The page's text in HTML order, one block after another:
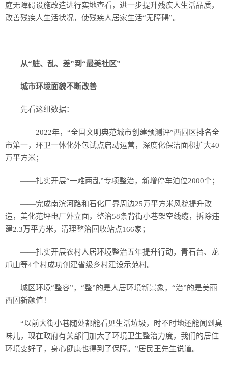
庭无障碍设施改造进行实地查看，进一步提升残疾人生活品质，
改善残疾人生活状况，使残疾人居家生活“无障碍”。
从“脏、乱、差”到“最美社区”
城市环境面貌不断改善
先看这组数据：
——2022年，“全国文明典范城市创建预测评”西固区排名全
市第一，环卫一体化外包试点启动运营，深度化保洁面积扩大40
万平方米；
——扎实开展“一难两乱”专项整治，新增停车泊位2000个；
——完成南滨河路和石化厂界周边25万平方米风貌提升改
造，美化范坪电厂外立面，整治58条背街小巷架空线缆，拆除违
建2.3万平方米，清理整治回收站点166家；
——扎实开展农村人居环境整治五年提升行动，青石台、龙
爪山等4个村成功创建省级乡村建设示范村。
城区环境“整容”，“整”的是人居环境新景象，“治”的是美丽
西固新颜值！
“以前大街小巷随处都能看见生活垃圾，时不时地还能闻到臭
味儿，现在政府有关部门加大了环境卫生整治力度，我们的居住
环境变好了，身心健康也得到了保障。”居民王先生说道。